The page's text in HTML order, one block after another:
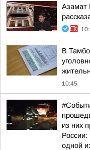
Азамат
В
10:45
из них
России:
одной